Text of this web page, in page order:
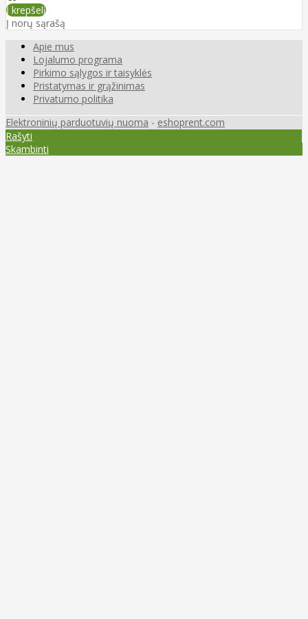
Į krepšelį
Į norų sąrašą
Apie mus
Lojalumo programa
Pirkimo sąlygos ir taisyklės
Pristatymas ir grąžinimas
Privatumo politika
Elektroninių parduotuvių nuoma - eshoprent.com
Rašyti
Skambinti